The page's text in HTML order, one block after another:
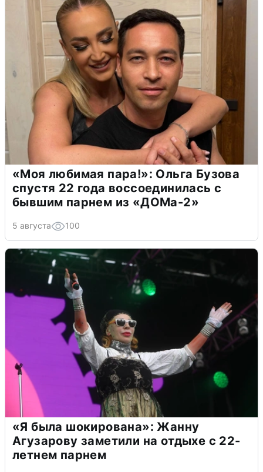
«Моя любимая пара!»: Ольга Бузова
спустя 22 года воссоединилась с
бывшим парнем из «ДОМа-2»
5 августа 100
«Я была шокирована»: Жанну
Агузарову заметили на отдыхе с 22-
летнем парнем